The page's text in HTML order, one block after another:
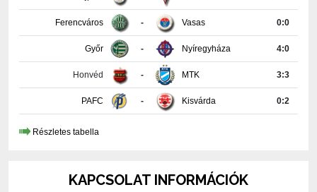
Győr Nyíregyháza 4:0
Honvéd MTK 3:3
PAFC Kisvárda 0:2
Részletes tabella
PAKSI FUTBALL CLUB KFT.